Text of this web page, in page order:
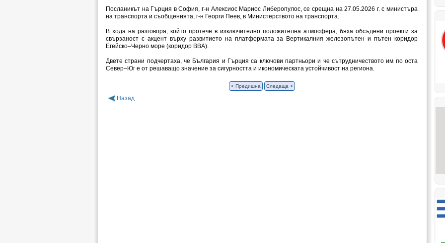
Посланикът на Гърция в София, г-н Алексиос Мариос Либеропулос, се срещна на 27.05.2026 г. с министъра
на транспорта и съобщенията, г-н Георги Пеев, в Министерството на транспорта.
В хода на разговора, който протече в изключително положителна атмосфера, бяха обсъдени проекти за
свързаност с акцент върху развитието на платформата за Вертикалния железопътен и пътен коридор
Егейско–Черно море (коридор BBA).
Двете страни подчертаха, че България и Гърция са ключови партньори и че сътрудничеството им по оста
Север–Юг е от решаващо значение за сигурността и икономическата устойчивост на региона.
< Предишна Следаща >
Назад